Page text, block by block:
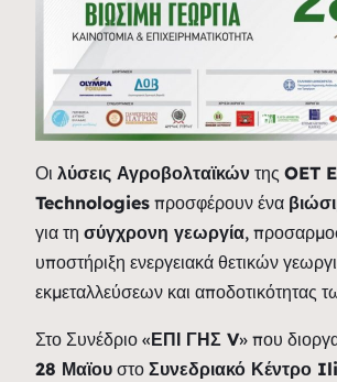
Οι λύσεις Αγροβολταϊκών της OET
Technologies προσφέρουν ένα
για τη σύγχρονη γεωργία,
υποστήριξη ενεργειακά θετικών
εκμεταλλεύσεων και αποδοτικότητας
Στο Συνέδριο «ΕΠΙ ΓΗΣ V» που
28 Μαϊου στο Συνεδριακό Κέντρο